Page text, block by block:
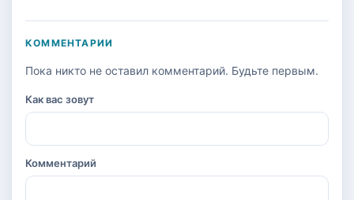
КОММЕНТАРИИ
Пока никто не оставил комментарий. Будьте первым.
Как вас зовут
Комментарий